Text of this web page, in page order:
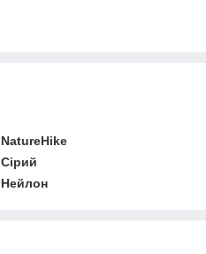
NatureHike
Сірий
Нейлон